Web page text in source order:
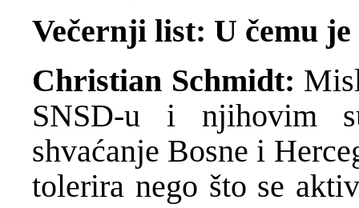
Večernji list: U čemu
Christian Schmidt:
SNSD-u i njihovim
shvaćanje Bosne i
tolerira nego što se